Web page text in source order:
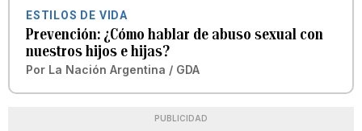
ESTILOS DE VIDA
Prevención: ¿Cómo hablar de abuso sexual con
nuestros hijos e hijas?
Por La Nación Argentina / GDA
PUBLICIDAD